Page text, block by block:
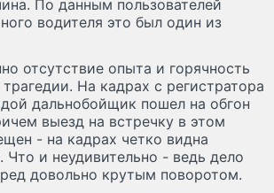
По данным пользователей
водителя это был один из
отсутствие опыта и горячность
На кадрах с регистратора
дальнобойщик пошел на обгон
выезд на встречку в этом
- на кадрах четко видна
Что и неудивительно - ведь дело
довольно крутым поворотом.